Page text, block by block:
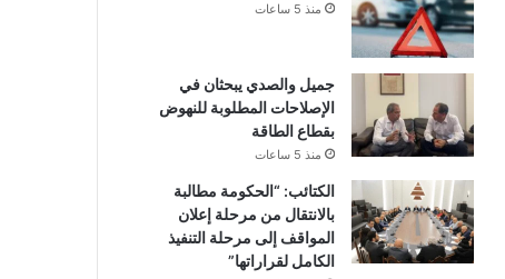
منذ 5 ساعات
جميل والصدي يبحثان في
الإصلاحات المطلوبة للنهوض
بقطاع الطاقة
منذ 5 ساعات
الكتائب: “الحكومة مطالبة
بالانتقال من مرحلة إعلان
المواقف إلى مرحلة التنفيذ
الكامل لقراراتها”